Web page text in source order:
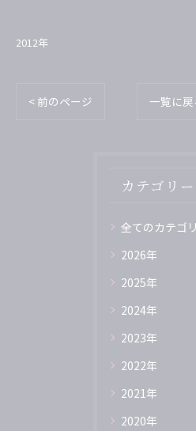
2012年
< 前のページ 一覧に戻
カテゴリー
全てのカテゴ
2026年
2025年
2024年
2023年
2022年
2021年
2020年